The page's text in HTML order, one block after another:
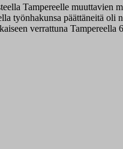
Tampereelle
työnhakunsa päättäneitä
verrattuna Tampereella